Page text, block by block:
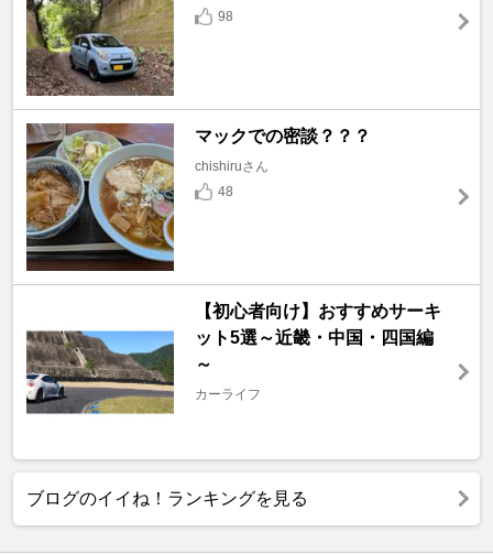
98
マックでの密談？？？
chishiruさん
48
【初心者向け】おすすめサーキ
ット5選～近畿・中国・四国編
～
カーライフ
ブログのイイね！ランキングを見る